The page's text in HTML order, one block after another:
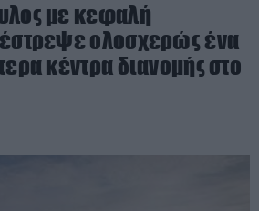
με κεφαλή
ολοσχερώς ένα
κέντρα διανομής στο